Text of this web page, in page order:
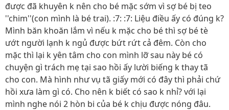
được đã khuyên k nên cho bé mặc sớm vì sợ bé bị teo
''chim''(con mình là bé trai). :7: :7: Liệu điều ấy có đúng k?
Mình băn khoăn lắm vì nếu k mặc cho bé thì sợ bé tè
ướt người lạnh k ngủ được bứt rứt cả đêm. Còn cho
mặc thì lại k yên tâm cho con mình lỡ sau này bé có
chuyện gì trách mẹ tại sao hồi ấy lười biếng k thay tã
cho con. Mà hình như vụ tã giấy mới có đây thì phải chứ
hồi xưa làm gì có. Cho nên k biết có sao k nhỉ? với lại
mình nghe nói 2 hòn bi của bé k chịu được nóng đâu.